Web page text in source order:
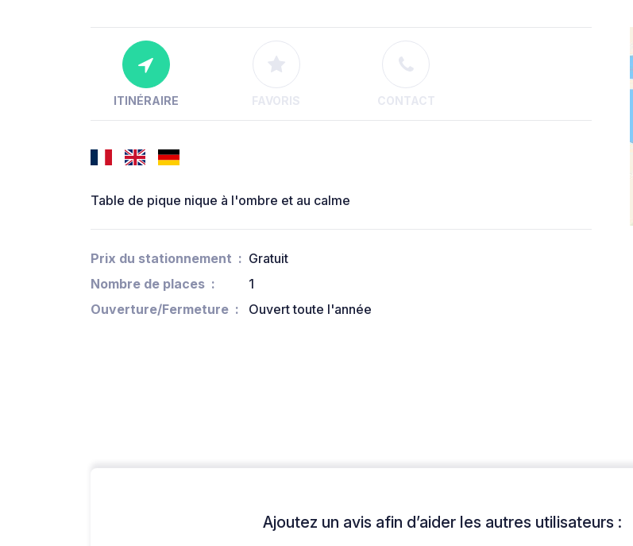
ITINÉRAIRE FAVORIS CONTACT
Table de pique nique à l'ombre et au calme
Prix du stationnement
Gratuit
Nombre de places
1
Ouverture/Fermeture
Ouvert toute l'année
Ajoutez un avis afin d’aider les autres utilisateurs :